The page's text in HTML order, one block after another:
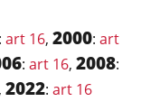
: art 16, 2000: art
: art 16, 2008:
, 2022: art 16